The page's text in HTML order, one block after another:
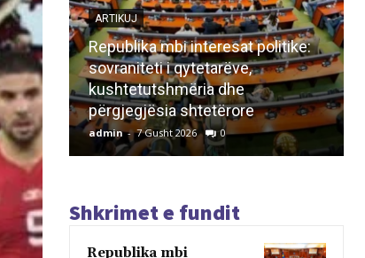
ARTIKUJ
Republika mbi interesat politike:
sovraniteti i qytetarëve,
kushtetutshmëria dhe
përgjegjësia shtetërore
admin - 7 Gusht 2026 0
Shkrimet e fundit
Republika mbi